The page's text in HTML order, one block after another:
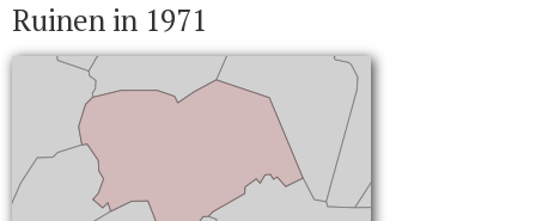
Ruinen in 1971